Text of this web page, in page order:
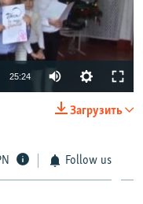
25:24
Загрузить
Follow us